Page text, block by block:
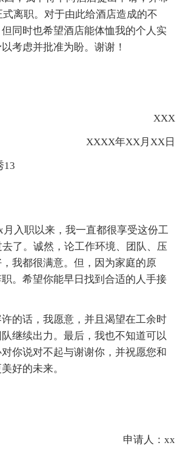
离职。对于由此给酒店造成的不
同时也希望酒店能体恤我的个人实
考虑并批准为盼。谢谢！
XXX
XXXX年XX月XX日
13
月入职以来，我一直都很享受这份工
了。诚然，论工作环境、团队、压
我都很满意。但，因为家庭的原
。希望你能早日找到合适的人手接
的话，我愿意，并且渴望在工余时
继续出力。最后，我也不知道可以
你说对不起与谢谢你，并祝愿您和
好的未来。
申请人：xx